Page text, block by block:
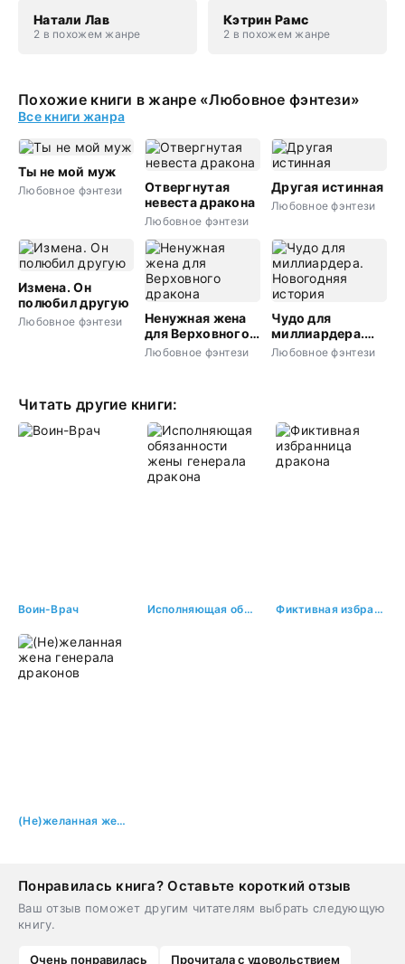
Натали Лав
2 в похожем жанре
Кэтрин Рамс
2 в похожем жанре
Похожие книги в жанре «Любовное фэнтези»
Все книги жанра
Ты не мой муж
Любовное фэнтези
Отвергнутая
невеста дракона
Любовное фэнтези
Другая истинная
Любовное фэнтези
Измена. Он
полюбил другую
Любовное фэнтези
Ненужная жена
для Верховного
дракона
Любовное фэнтези
Чудо для
миллиардера.
Новогодняя
Любовное фэнтези
Читать другие книги:
Воин-Врач Исполняющая обязанности жены генерала дракона Фиктивная избранница дракона
(Не)желанная жена генерала драконов
Понравилась книга? Оставьте короткий отзыв
Ваш отзыв поможет другим читателям выбрать следующую
книгу.
Очень понравилась
Прочитала с удовольствием